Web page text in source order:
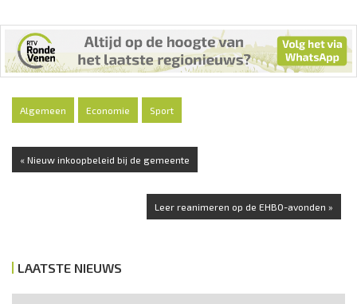
Algemeen Economie Sport
« Nieuw inkoopbeleid bij de gemeente
Leer reanimeren op de EHBO-avonden »
LAATSTE NIEUWS